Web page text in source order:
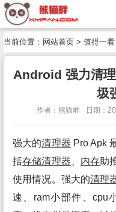
当前位置： 网站首页 > 值得一看
Android 强力清
圾
作者：熊猫畔 日期：
强大的清理器 Pro Apk
括存储清理器 内存助
使用情况。强大的清理
速、ram小部件、cpu